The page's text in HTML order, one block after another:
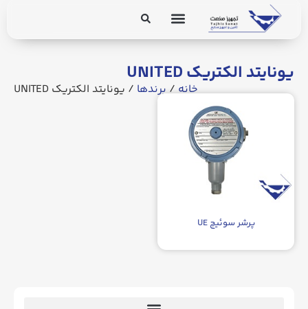
یونایتد الکتریک UNITED
خانه/برندها / یونایتد الکتریک UNITED
پرشر سوئیچ UE